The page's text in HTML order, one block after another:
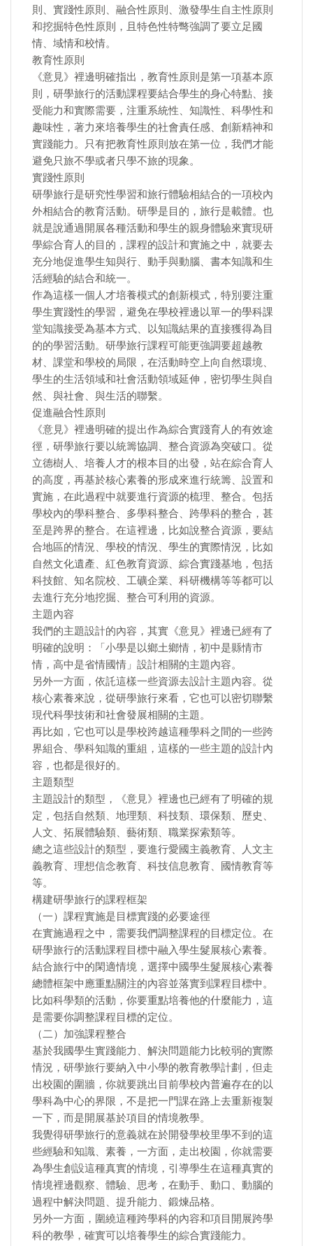
則、實踐性原則、融合性原則、激發學生自主性原則
和挖掘特色性原則，且特色性特彆強調了要立足國
情、域情和校情。
教育性原則
《意見》裡邊明確指出，教育性原則是第一項基本原
則，研學旅行的活動課程要結合學生的身心特點、接
受能力和實際需要，注重系統性、知識性、科學性和
趣味性，著力來培養學生的社會責任感、創新精神和
實踐能力。只有把教育性原則放在第一位，我們才能
避免只旅不學或者只學不旅的現象。
實踐性原則
研學旅行是研究性學習和旅行體驗相結合的一項校內
外相結合的教育活動。研學是目的，旅行是載體。也
就是說通過開展各種活動和學生的親身體驗來實現研
學綜合育人的目的，課程的設計和實施之中，就要去
充分地促進學生知與行、動手與動腦、書本知識和生
活經驗的結合和統一。
作為這樣一個人才培養模式的創新模式，特別要注重
學生實踐性的學習，避免在學校裡邊以單一的學科課
堂知識接受為基本方式、以知識結果的直接獲得為目
的的學習活動。研學旅行課程可能更強調要超越教
材、課堂和學校的局限，在活動時空上向自然環境、
學生的生活領域和社會活動領域延伸，密切學生與自
然、與社會、與生活的聯繫。
促進融合性原則
《意見》裡邊明確的提出作為綜合實踐育人的有效途
徑，研學旅行要以統籌協調、整合資源為突破口。從
立德樹人、培養人才的根本目的出發，站在綜合育人
的高度，再基於核心素養的形成來進行統籌、設置和
實施，在此過程中就要進行資源的梳理、整合。包括
學校內的學科整合、多學科整合、跨學科的整合，甚
至是跨界的整合。在這裡邊，比如說整合資源，要結
合地區的情況、學校的情況、學生的實際情況，比如
自然文化遺產、紅色教育資源、綜合實踐基地，包括
科技館、知名院校、工礦企業、科研機構等等都可以
去進行充分地挖掘、整合可利用的資源。
主題內容
我們的主題設計的內容，其實《意見》裡邊已經有了
明確的說明：「小學是以鄉土鄉情，初中是縣情市
情，高中是省情國情」設計相關的主題內容。
另外一方面，依託這樣一些資源去設計主題內容。從
核心素養來說，從研學旅行來看，它也可以密切聯繫
現代科學技術和社會發展相關的主題。
再比如，它也可以是學校跨越這種學科之間的一些跨
界組合、學科知識的重組，這樣的一些主題的設計內
容，也都是很好的。
主題類型
主題設計的類型，《意見》裡邊也已經有了明確的規
定，包括自然類、地理類、科技類、環保類、歷史、
人文、拓展體驗類、藝術類、職業探索類等。
總之這些設計的類型，要進行愛國主義教育、人文主
義教育、理想信念教育、科技信息教育、國情教育等
等。
構建研學旅行的課程框架
（一）課程實施是目標實踐的必要途徑
在實施過程之中，需要我們調整課程的目標定位。在
研學旅行的活動課程目標中融入學生髮展核心素養。
結合旅行中的閑適情境，選擇中國學生髮展核心素養
總體框架中應重點關注的內容並落實到課程目標中。
比如科學類的活動，你要重點培養他的什麼能力，這
是需要你調整課程目標的定位。
（二）加強課程整合
基於我國學生實踐能力、解決問題能力比較弱的實際
情況，研學旅行要納入中小學的教育教學計劃，但走
出校園的圍牆，你就要跳出目前學校內普遍存在的以
學科為中心的界限，不是把一門課在路上去重新複製
一下，而是開展基於項目的情境教學。
我覺得研學旅行的意義就在於開發學校里學不到的這
些經驗和知識、素養，一方面，走出校園，你就需要
為學生創設這種真實的情境，引導學生在這種真實的
情境裡邊觀察、體驗、思考，在動手、動口、動腦的
過程中解決問題、提升能力、鍛煉品格。
另外一方面，圍繞這種跨學科的內容和項目開展跨學
科的教學，確實可以培養學生的綜合實踐能力。